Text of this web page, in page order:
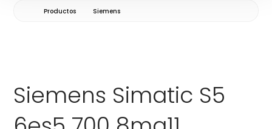
Productos Siemens
Siemens Simatic S5